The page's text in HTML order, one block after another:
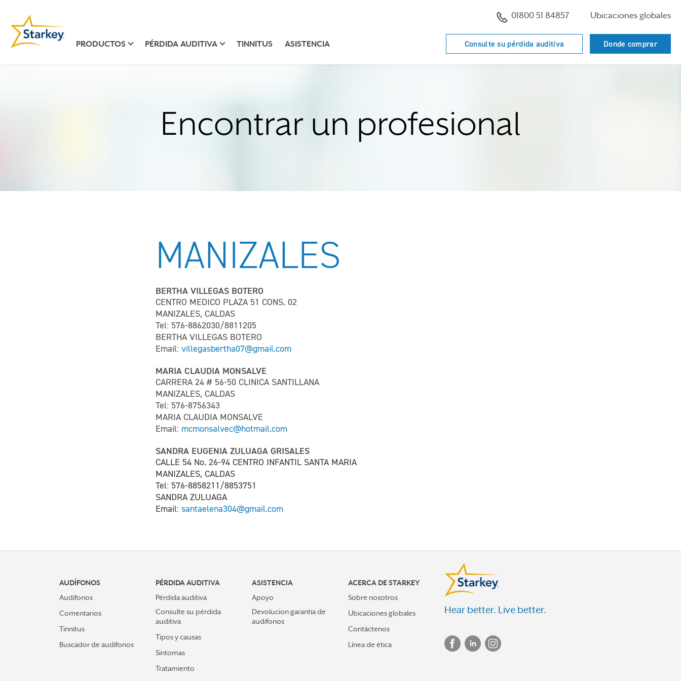
01800 51 84857 Ubicaciones globales
PRODUCTOS PÉRDIDA AUDITIVA TINNITUS ASISTENCIA Consulte su pérdida auditiva Donde comprar
Encontrar un profesional
MANIZALES
BERTHA VILLEGAS BOTERO
CENTRO MEDICO PLAZA 51 CONS. 02
MANIZALES, CALDAS
Tel: 576-8862030/8811205
BERTHA VILLEGAS BOTERO
Email: villegasbertha07@gmail.com
MARIA CLAUDIA MONSALVE
CARRERA 24 # 56-50 CLINICA SANTILLANA
MANIZALES, CALDAS
Tel: 576-8756343
MARIA CLAUDIA MONSALVE
Email: mcmonsalvec@hotmail.com
SANDRA EUGENIA ZULUAGA GRISALES
CALLE 54 No. 26-94 CENTRO INFANTIL SANTA MARIA
MANIZALES, CALDAS
Tel: 576-8858211/8853751
SANDRA ZULUAGA
Email: santaelena304@gmail.com
AUDÍFONOS
Audifonos
Comentarios
Tinnitus
Buscador de audífonos
PÉRDIDA AUDITIVA
Pérdida auditiva
Consulte su pérdida
auditiva
Tipos y causas
Sintomas
Tratamiento
ASISTENCIA
Apoyo
Devolucion garantia de
audifonos
ACERCA DE STARKEY
Sobre nosotros
Ubicaciones globales
Contáctenos
Línea de ética
Hear better. Live better.